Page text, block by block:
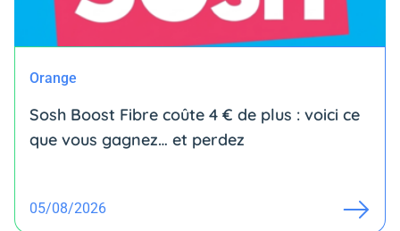
Orange
Sosh Boost Fibre coûte 4 € de plus : voici ce
que vous gagnez… et perdez
05/08/2026